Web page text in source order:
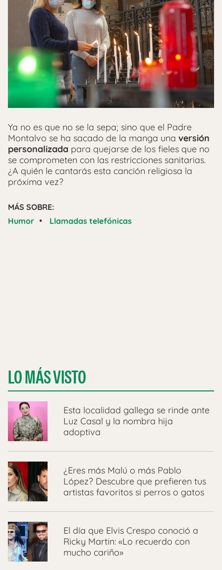
Ya no es que no se la sepa; sino que el Padre
Montalvo se ha sacado de la manga una versión
personalizada para quejarse de los fieles que no
se comprometen con las restricciones sanitarias.
¿A quién le cantarás esta canción religiosa la
próxima vez?
MÁS SOBRE:
Humor • Llamadas telefónicas
LO MÁS VISTO
Esta localidad gallega se rinde ante
Luz Casal y la nombra hija
adoptiva
¿Eres más Malú o más Pablo
López? Descubre que prefieren tus
artistas favoritos si perros o gatos
El día que Elvis Crespo conoció a
Ricky Martin: «Lo recuerdo con
mucho cariño»